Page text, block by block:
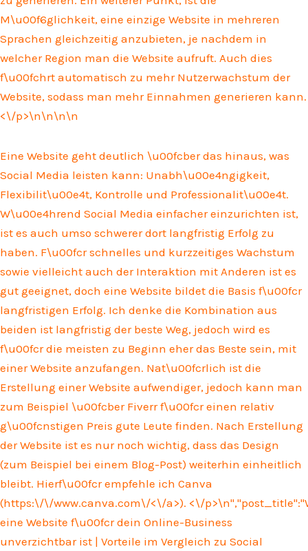
M\u00f6glichkeit, eine einzige Website in mehreren
Sprachen gleichzeitig anzubieten, je nachdem in
welcher Region man die Website aufruft. Auch dies
f\u00fchrt automatisch zu mehr Nutzerwachstum der
Website, sodass man mehr Einnahmen generieren kann.
<\/p>\n\n\n\n
Eine Website geht deutlich \u00fcber das hinaus, was
Social Media leisten kann: Unabh\u00e4ngigkeit,
Flexibilit\u00e4t, Kontrolle und Professionalit\u00e4t.
W\u00e4hrend Social Media einfacher einzurichten ist,
ist es auch umso schwerer dort langfristig Erfolg zu
haben. F\u00fcr schnelles und kurzzeitiges Wachstum
sowie vielleicht auch der Interaktion mit Anderen ist es
gut geeignet, doch eine Website bildet die Basis f\u00fcr
langfristigen Erfolg. Ich denke die Kombination aus
beiden ist langfristig der beste Weg, jedoch wird es
f\u00fcr die meisten zu Beginn eher das Beste sein, mit
einer Website anzufangen. Nat\u00fcrlich ist die
Erstellung einer Website aufwendiger, jedoch kann man
zum Beispiel \u00fcber Fiverr f\u00fcr einen relativ
g\u00fcnstigen Preis gute Leute finden. Nach Erstellung
der Website ist es nur noch wichtig, dass das Design
(zum Beispiel bei einem Blog-Post) weiterhin einheitlich
bleibt. Hierf\u00fcr empfehle ich Canva
(https:\/\/www.canva.com\/<\/a>). <\/p>\n
eine Website f\u00fcr dein Online-Business
unverzichtbar ist | Vorteile im Vergleich zu Social